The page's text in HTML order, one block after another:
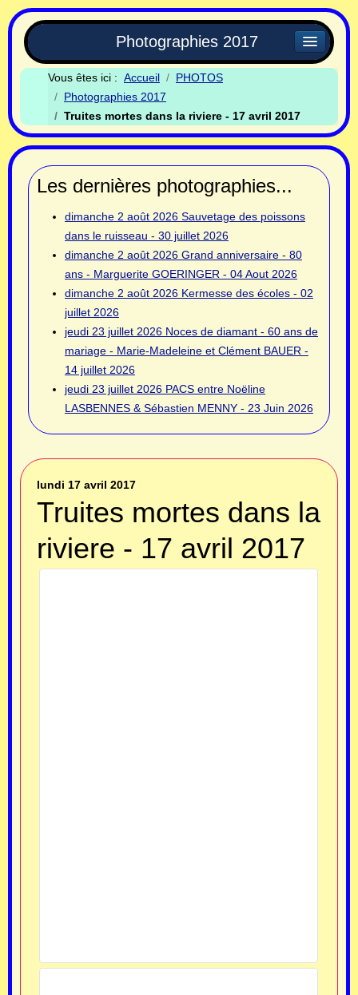
Photographies 2017
Vous êtes ici : Accueil
PHOTOS
Photographies 2017
Truites mortes dans la riviere - 17 avril 2017
Les dernières photographies...
dimanche 2 août 2026 Sauvetage des poissons
dans le ruisseau - 30 juillet 2026
dimanche 2 août 2026 Grand anniversaire - 80
ans - Marguerite GOERINGER - 04 Aout 2026
dimanche 2 août 2026 Kermesse des écoles - 02
juillet 2026
jeudi 23 juillet 2026 Noces de diamant - 60 ans de
mariage - Marie-Madeleine et Clément BAUER -
14 juillet 2026
jeudi 23 juillet 2026 PACS entre Noëline
LASBENNES & Sébastien MENNY - 23 Juin 2026
lundi 17 avril 2017
Truites mortes dans la
riviere - 17 avril 2017